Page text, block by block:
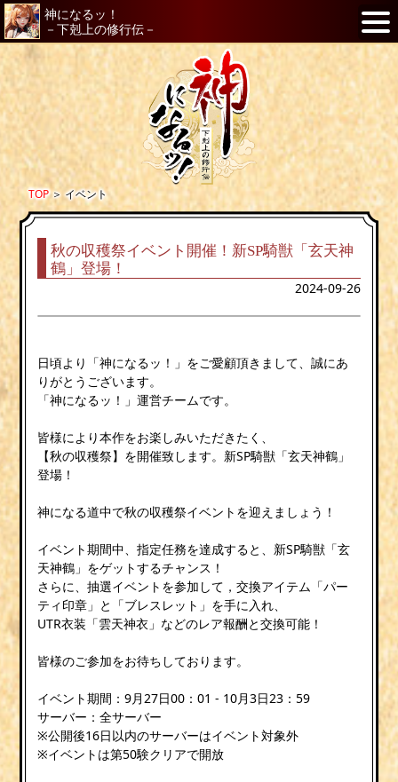
神になるッ！
－下剋上の修行伝－
TOP＞イベント
秋の収穫祭イベント開催！新SP騎獣「玄天神
鶴」登場！
2024-09-26
日頃より「神になるッ！」をご愛顧頂きまして、誠にあ
りがとうございます。
「神になるッ！」運営チームです。
皆様により本作をお楽しみいただきたく、
【秋の収穫祭】を開催致します。新SP騎獣「玄天神鶴」
登場！
神になる道中で秋の収穫祭イベントを迎えましょう！
イベント期間中、指定任務を達成すると、新SP騎獣「玄
天神鶴」をゲットするチャンス！
さらに、抽選イベントを参加して，交換アイテム「パー
ティ印章」と「ブレスレット」を手に入れ、
UTR衣装「雲天神衣」などのレア報酬と交換可能！
皆様のご参加をお待ちしております。
イベント期間：9月27日00：01 - 10月3日23：59
サーバー：全サーバー
※公開後16日以内のサーバーはイベント対象外
※イベントは第50験クリアで開放